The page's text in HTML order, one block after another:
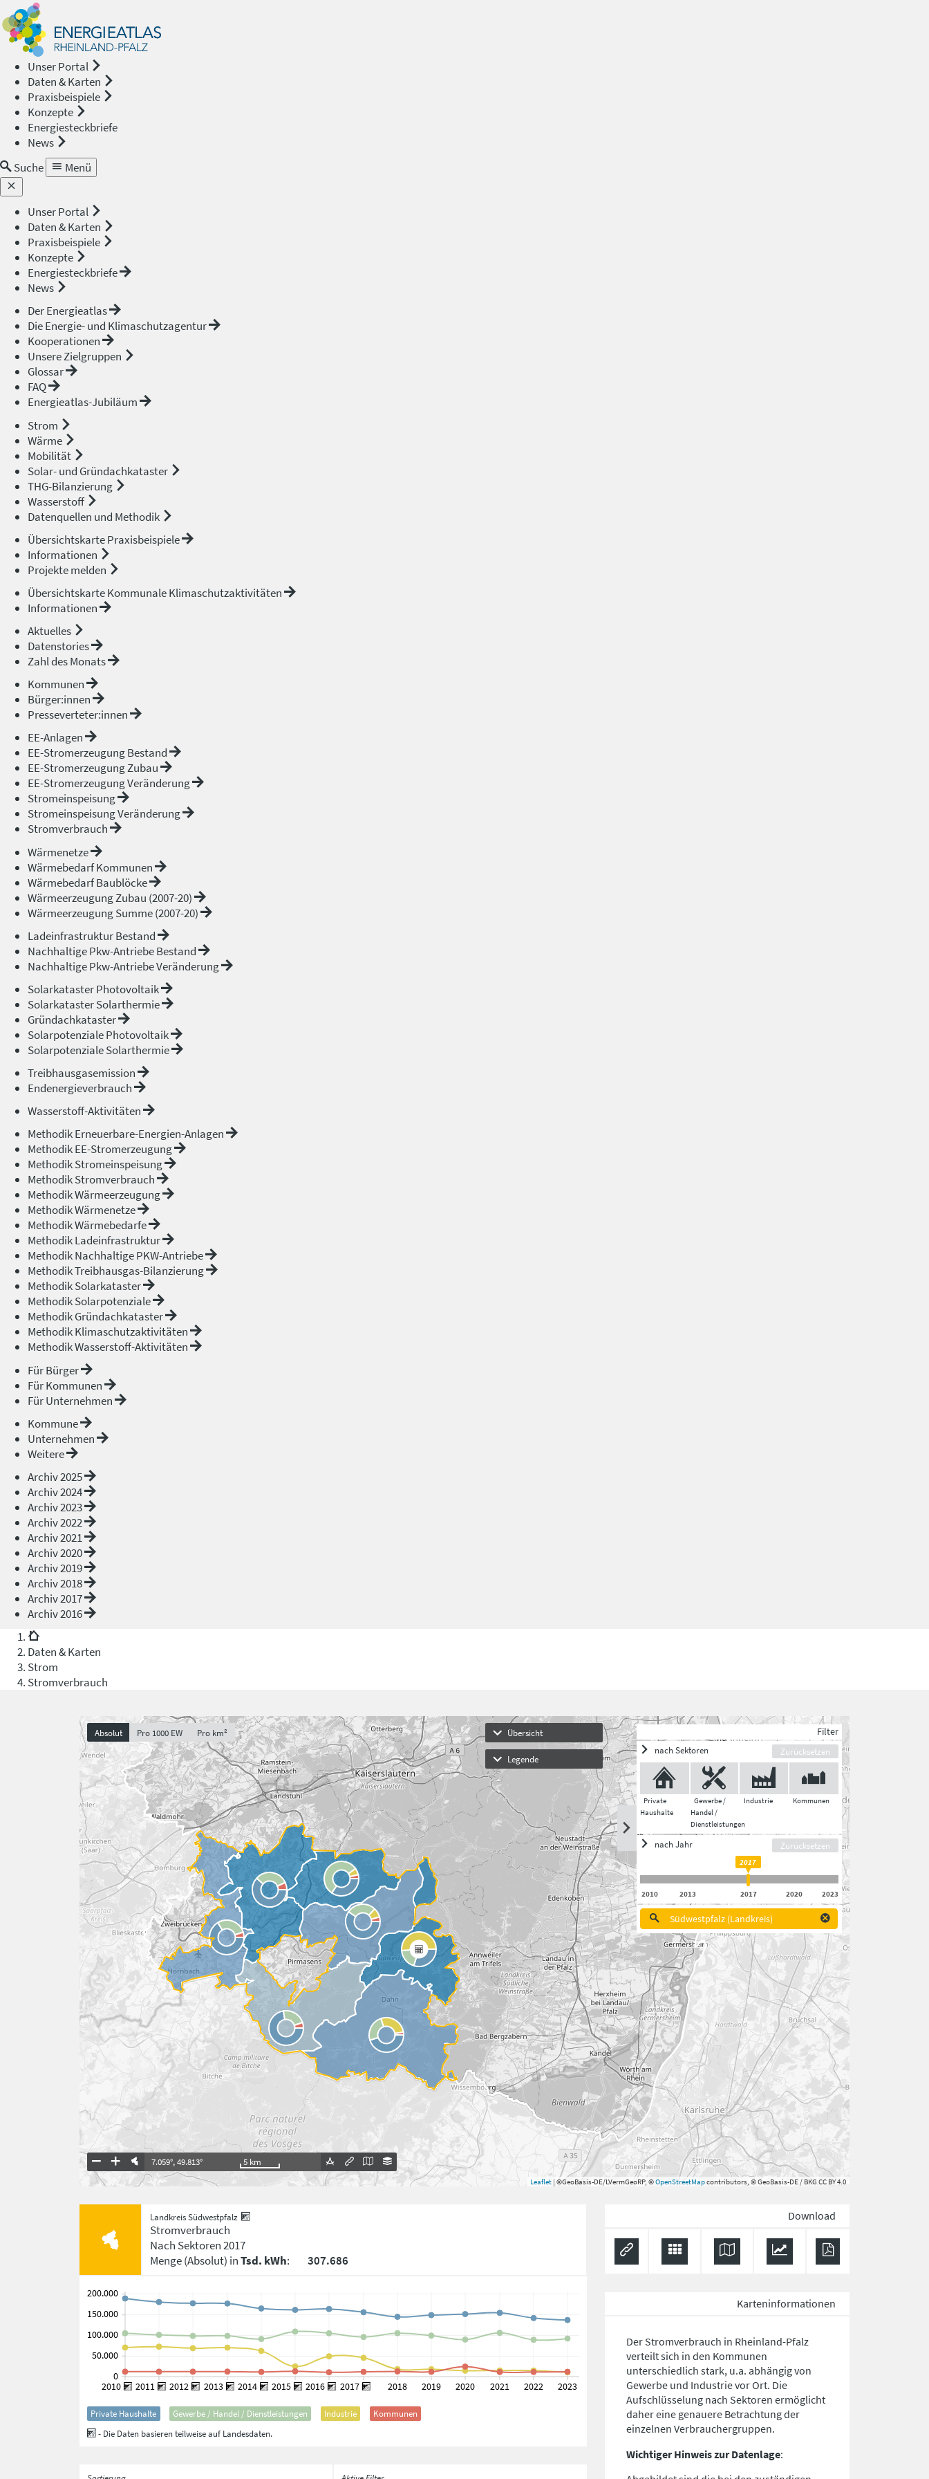
Unser Portal
Daten & Karten
Praxisbeispiele
Konzepte
Energiesteckbriefe
News
Suche
Menü
Unser Portal
Daten & Karten
Praxisbeispiele
Konzepte
Energiesteckbriefe
News
Der Energieatlas
Die Energie- und Klimaschutzagentur
Kooperationen
Unsere Zielgruppen
Glossar
FAQ
Energieatlas-Jubiläum
Strom
Wärme
Mobilität
Solar- und Gründachkataster
THG-Bilanzierung
Wasserstoff
Datenquellen und Methodik
Übersichtskarte Praxisbeispiele
Informationen
Projekte melden
Übersichtskarte Kommunale Klimaschutzaktivitäten
Informationen
Aktuelles
Datenstories
Zahl des Monats
Kommunen
Bürger:innen
Presseverteter:innen
EE-Anlagen
EE-Stromerzeugung Bestand
EE-Stromerzeugung Zubau
EE-Stromerzeugung Veränderung
Stromeinspeisung
Stromeinspeisung Veränderung
Stromverbrauch
Wärmenetze
Wärmebedarf Kommunen
Wärmebedarf Baublöcke
Wärmeerzeugung Zubau (2007-20)
Wärmeerzeugung Summe (2007-20)
Ladeinfrastruktur Bestand
Nachhaltige Pkw-Antriebe Bestand
Nachhaltige Pkw-Antriebe Veränderung
Solarkataster Photovoltaik
Solarkataster Solarthermie
Gründachkataster
Solarpotenziale Photovoltaik
Solarpotenziale Solarthermie
Treibhausgasemission
Endenergieverbrauch
Wasserstoff-Aktivitäten
Methodik Erneuerbare-Energien-Anlagen
Methodik EE-Stromerzeugung
Methodik Stromeinspeisung
Methodik Stromverbrauch
Methodik Wärmeerzeugung
Methodik Wärmenetze
Methodik Wärmebedarfe
Methodik Ladeinfrastruktur
Methodik Nachhaltige PKW-Antriebe
Methodik Treibhausgas-Bilanzierung
Methodik Solarkataster
Methodik Solarpotenziale
Methodik Gründachkataster
Methodik Klimaschutzaktivitäten
Methodik Wasserstoff-Aktivitäten
Für Bürger
Für Kommunen
Für Unternehmen
Kommune
Unternehmen
Weitere
Archiv 2025
Archiv 2024
Archiv 2023
Archiv 2022
Archiv 2021
Archiv 2020
Archiv 2019
Archiv 2018
Archiv 2017
Archiv 2016
Daten & Karten
Strom
Stromverbrauch
Absolut Pro 1000 EW Pro km² Übersicht
Legende
Filter
nach Sektoren
Zurücksetzen
Private
Haushalte
Gewerbe /
Handel /
Dienstleistungen
Industrie Kommunen
nach Jahr Zurücksetzen
2017
2010 2013 2017 2020 2023
7.059°,49.813° 5 km
Leaflet| ©GeoBasis-DE/LVermGeoRP, ©OpenStreetMapcontributors, © GeoBasis-DE / BKG CC BY 4.0
Landkreis Südwestpfalz
Stromverbrauch
Nach Sektoren2017
Menge(Absolut) inTsd. kWh: 307.686
Private Haushalte Gewerbe / Handel / Dienstleistungen Industrie
Kommunen
- Die Daten basieren teilweise auf Landesdaten.
Download
Karteninformationen
Der Stromverbrauch in Rheinland-Pfalz
verteilt sich in den Kommunen
unterschiedlich stark, u.a. abhängig von
Gewerbe und Industrie vor Ort. Die
Aufschlüsselung nach Sektoren ermöglicht
daher eine genauere Betrachtung der
einzelnen Verbrauchergruppen.
Wichtiger Hinweis zur Datenlage: